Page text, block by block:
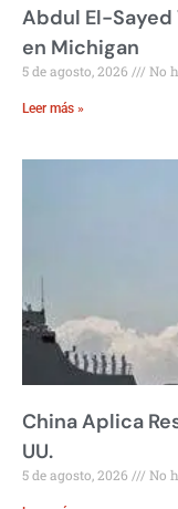
Abdul El-Sayed
en Michigan
5 de agosto, 2026 No
Leer más »
China Aplica
UU.
5 de agosto, 2026 No